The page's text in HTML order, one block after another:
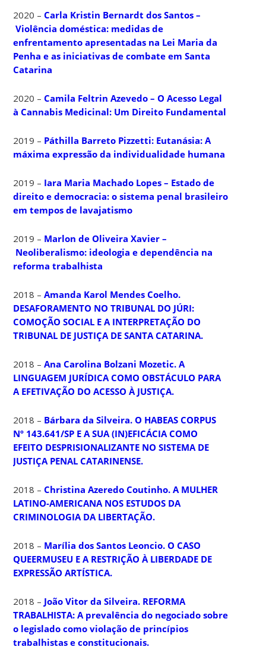
2020 –Carla Kristin Bernardt dos Santos –
Violência doméstica: medidas de
enfrentamento apresentadas na Lei Maria da
Penha e as iniciativas de combate em Santa
Catarina
2020 –Camila Feltrin Azevedo – O Acesso Legal
à Cannabis Medicinal: Um Direito Fundamental
2019 – Páthilla Barreto Pizzetti: Eutanásia: A
máxima expressão da individualidade humana
2019 – Iara Maria Machado Lopes – Estado de
direito e democracia: o sistema penal brasileiro
em tempos de lavajatismo
2019 – Marlon de Oliveira Xavier –
Neoliberalismo: ideologia e dependência na
reforma trabalhista
2018 –Amanda Karol Mendes Coelho.
DESAFORAMENTO NO TRIBUNAL DO JÚRI:
COMOÇÃO SOCIAL E A INTERPRETAÇÃO DO
TRIBUNAL DE JUSTIÇA DE SANTA CATARINA.
2018 –Ana Carolina Bolzani Mozetic. A
LINGUAGEM JURÍDICA COMO OBSTÁCULO PARA
A EFETIVAÇÃO DO ACESSO À JUSTIÇA.
2018 – Bárbara da Silveira. O ​HABEAS CORPUS​
Nº 143.641/SP E A SUA (IN)EFICÁCIA COMO
EFEITO DESPRISIONALIZANTE NO SISTEMA DE
JUSTIÇA PENAL CATARINENSE.
2018 –Christina Azeredo Coutinho. A MULHER
LATINO-AMERICANA NOS ESTUDOS DA
CRIMINOLOGIA DA LIBERTAÇÃO.
2018 – Marília dos Santos Leoncio. O CASO
QUEERMUSEU E A RESTRIÇÃO À LIBERDADE DE
EXPRESSÃO ARTÍSTICA.
2018 – João Vitor da Silveira. REFORMA
TRABALHISTA: A prevalência do negociado sobre
o legislado como violação de princípios
trabalhistas e constitucionais.